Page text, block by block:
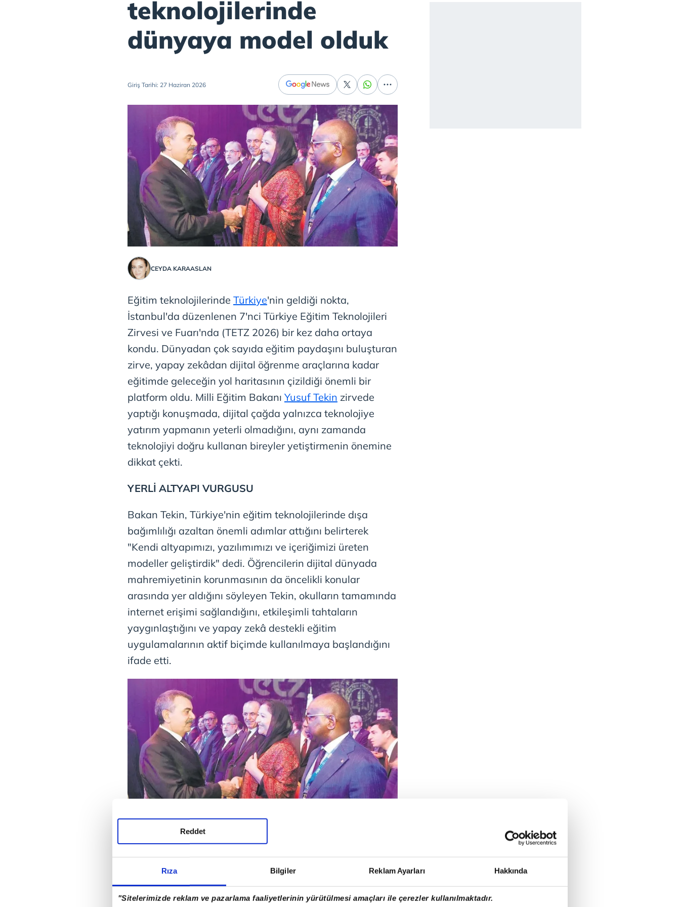
Rıza Bilgiler Reklam Ayarları Hakkında
"Sitelerimizde reklam ve pazarlama faaliyetlerinin yürütülmesi amaçları ile çerezler kullanılmaktadır.
Reddet
teknolojilerinde
dünyaya model olduk
Giriş Tarihi: 27 Haziran 2026
CEYDA KARAASLAN
Eğitim teknolojilerinde Türkiye'nin geldiği nokta,
İstanbul'da düzenlenen 7'nci Türkiye Eğitim Teknolojileri
Zirvesi ve Fuarı'nda (TETZ 2026) bir kez daha ortaya
kondu. Dünyadan çok sayıda eğitim paydaşını buluşturan
zirve, yapay zekâdan dijital öğrenme araçlarına kadar
eğitimde geleceğin yol haritasının çizildiği önemli bir
platform oldu. Milli Eğitim Bakanı Yusuf Tekin zirvede
yaptığı konuşmada, dijital çağda yalnızca teknolojiye
yatırım yapmanın yeterli olmadığını, aynı zamanda
teknolojiyi doğru kullanan bireyler yetiştirmenin önemine
dikkat çekti.
YERLİ ALTYAPI VURGUSU
Bakan Tekin, Türkiye'nin eğitim teknolojilerinde dışa
bağımlılığı azaltan önemli adımlar attığını belirterek
"Kendi altyapımızı, yazılımımızı ve içeriğimizi üreten
modeller geliştirdik" dedi. Öğrencilerin dijital dünyada
mahremiyetinin korunmasının da öncelikli konular
arasında yer aldığını söyleyen Tekin, okulların tamamında
internet erişimi sağlandığını, etkileşimli tahtaların
yaygınlaştığını ve yapay zekâ destekli eğitim
uygulamalarının aktif biçimde kullanılmaya başlandığını
ifade etti.
Uluslararası başarı verileri de Türkiye'nin yükselişini